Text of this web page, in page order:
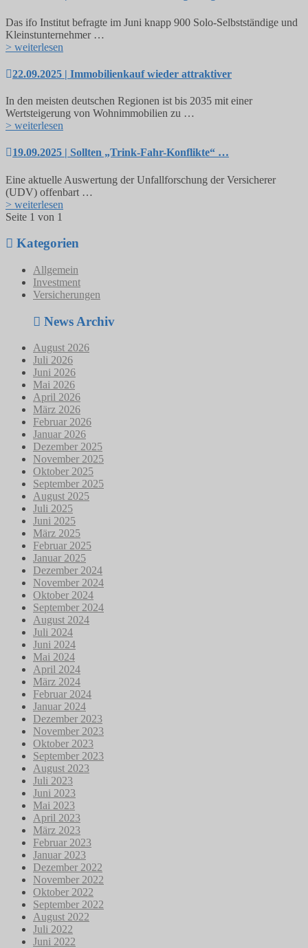
Das ifo Institut befragte im Juni knapp 900 Solo-Selbstständige und
Kleinstunternehmer …
> weiterlesen
22.09.2025 | Immobilienkauf wieder attraktiver
In den meisten deutschen Regionen ist bis 2035 mit einer
Wertsteigerung von Wohnimmobilien zu …
> weiterlesen
19.09.2025 | Sollten „Trink-Fahr-Konflikte“ …
Eine aktuelle Auswertung der Unfallforschung der Versicherer
(UDV) offenbart …
> weiterlesen
Seite 1 von 1
Kategorien
Allgemein
Investment
Versicherungen
News Archiv
August 2026
Juli 2026
Juni 2026
Mai 2026
April 2026
März 2026
Februar 2026
Januar 2026
Dezember 2025
November 2025
Oktober 2025
September 2025
August 2025
Juli 2025
Juni 2025
März 2025
Februar 2025
Januar 2025
Dezember 2024
November 2024
Oktober 2024
September 2024
August 2024
Juli 2024
Juni 2024
Mai 2024
April 2024
März 2024
Februar 2024
Januar 2024
Dezember 2023
November 2023
Oktober 2023
September 2023
August 2023
Juli 2023
Juni 2023
Mai 2023
April 2023
März 2023
Februar 2023
Januar 2023
Dezember 2022
November 2022
Oktober 2022
September 2022
August 2022
Juli 2022
Juni 2022